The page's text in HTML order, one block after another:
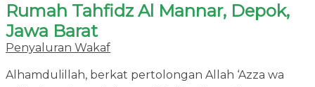
Rumah Tahfidz Al Mannar, Depok,
Jawa Barat
Penyaluran Wakaf
Alhamdulillah, berkat pertolongan Allah ‘Azza wa